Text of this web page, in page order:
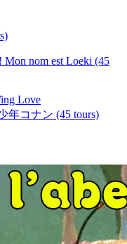
Mon nom est Loeki (45
Love
年コナン (45 tours)